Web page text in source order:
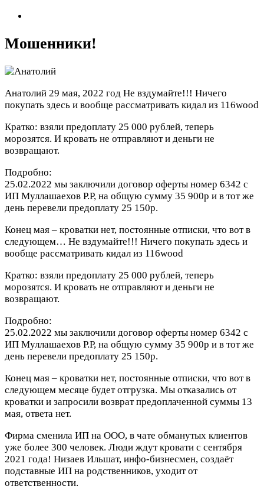
Мошенники!
Анатолий 29 мая, 2022 год Не вздумайте!!! Ничего
покупать здесь и вообще рассматривать кидал из 116wood
Кратко: взяли предоплату 25 000 рублей, теперь
морозятся. И кровать не отправляют и деньги не
возвращают.
Подробно:
25.02.2022 мы заключили договор оферты номер 6342 с
ИП Муллашаехов Р.Р, на общую сумму 35 900р и в тот же
день перевели предоплату 25 150р.
Конец мая – кроватки нет, постоянные отписки, что вот в
следующем… Не вздумайте!!! Ничего покупать здесь и
вообще рассматривать кидал из 116wood
Кратко: взяли предоплату 25 000 рублей, теперь
морозятся. И кровать не отправляют и деньги не
возвращают.
Подробно:
25.02.2022 мы заключили договор оферты номер 6342 с
ИП Муллашаехов Р.Р, на общую сумму 35 900р и в тот же
день перевели предоплату 25 150р.
Конец мая – кроватки нет, постоянные отписки, что вот в
следующем месяце будет отгрузка. Мы отказались от
кроватки и запросили возврат предоплаченной суммы 13
мая, ответа нет.
Фирма сменила ИП на ООО, в чате обманутых клиентов
уже более 300 человек. Люди ждут кровати с сентября
2021 года! Низаев Ильшат, инфо-бизнесмен, создаёт
подставные ИП на родственников, уходит от
ответственности.